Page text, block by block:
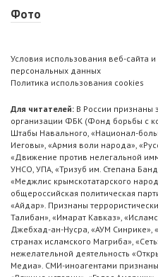
Фото
Условия использования веб-сайта
персональных данных
Политика использования cookies
Для читателей: В России признаны
организации ФБК (Фонд борьбы с
Штабы Навального, «Национал-
Иеговы», «Армия воли народа»,
«Движение против нелегальной
УНСО, УПА, «Тризуб им. Степана
«Меджлис крымскотатарского
общероссийская политическая
«Айдар». Признаны
Талибан», «Имарат Кавказ»,
Джебхад-ан-Нусра, «АУМ Синрике»,
странах исламского Магриба»,
нежелательной деятельность
Медиа». СМИ-иноагентами